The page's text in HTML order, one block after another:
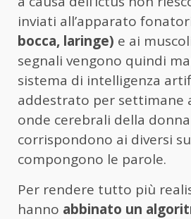
inviati all’apparato
bocca, laringe) e ai
segnali vengono quindi
sistema di intelligenza
addestrato per settimane
onde cerebrali della
corrispondono ai diversi
compongono le parole.
Per rendere tutto più
hanno abbinato un